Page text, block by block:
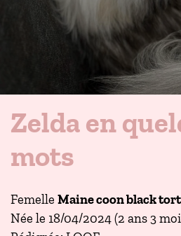
Zelda en
mots
Femelle Maine coon black
Née le 18/04/2024 (2 ans 3